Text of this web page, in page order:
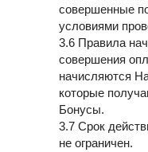
совершенные
условиями
3.6 Правила
совершения
начисляются
которые
Бонусы.
3.7 Срок
не ограничен.